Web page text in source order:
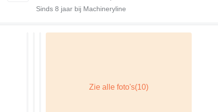
Sinds 8 jaar bij Machineryline